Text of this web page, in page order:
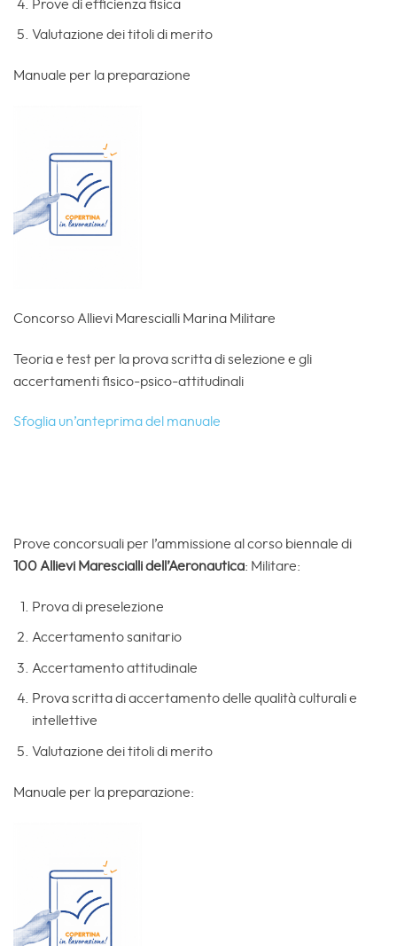
Prove di efficienza fisica
Valutazione dei titoli di merito
Manuale per la preparazione
Concorso Allievi Marescialli Marina Militare
Teoria e test per la prova scritta di selezione e gli
accertamenti fisico-psico-attitudinali
Sfoglia un’anteprima del manuale
Prove concorsuali per l’ammissione al corso biennale di
100 Allievi Marescialli dell’Aeronautica: Militare:
Prova di preselezione
Accertamento sanitario
Accertamento attitudinale
Prova scritta di accertamento delle qualità culturali e
intellettive
Valutazione dei titoli di merito
Manuale per la preparazione: